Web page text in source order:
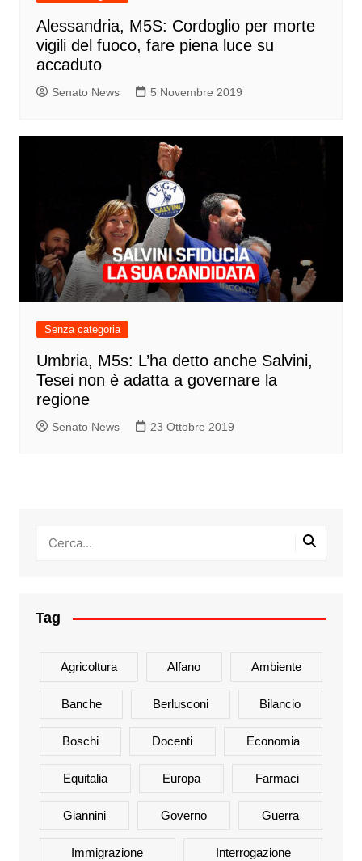
Alessandria, M5S: Cordoglio per morte
vigili del fuoco, fare piena luce su
accaduto
Senato News 5 Novembre 2019
Senza categoria
Umbria, M5s: L’ha detto anche Salvini,
Tesei non è adatta a governare la
regione
Senato News 23 Ottobre 2019
Tag
Agricoltura Alfano Ambiente
Banche Berlusconi Bilancio
Boschi Docenti Economia
Equitalia Europa Farmaci
Giannini Governo Guerra
Immigrazione Interrogazione